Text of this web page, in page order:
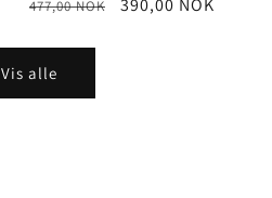
Vanlig
477,00 NOK Salgspris
390,00 NOK
Vis alle